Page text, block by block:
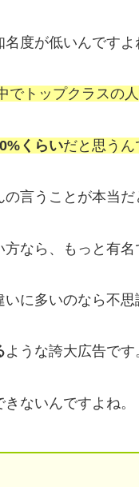
度が低いんですよ
でトップクラスの人
くらいだと思うん
の言うことが本当だ
なら、もっと有名
に多いのなら不思
ような誇大広告です
ないんですよね。